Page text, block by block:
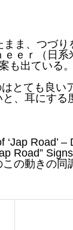
ま、つづり
ｅｒ（日系
も出ている。
とても良い
、耳にす
Road’ –
Road”
の動きの同